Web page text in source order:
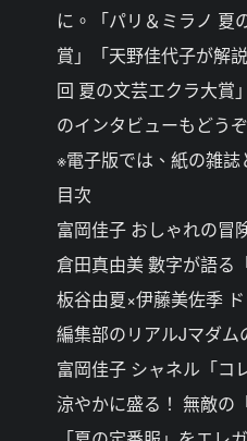
に。「パリ＆ミラノ 夏
賞」「天野佳代子が解
回 夏の文芸エクラ大賞
のインタビューもどう
※電子版では、紙の雑
目次
富岡佳子 おしゃれの冒
倉田真由美 數字が語る
板谷由夏×伊藤美佐季
編集部のリアルJマダム
富岡佳子 シャネル「コ
涼やかに盛る！ 無敵の